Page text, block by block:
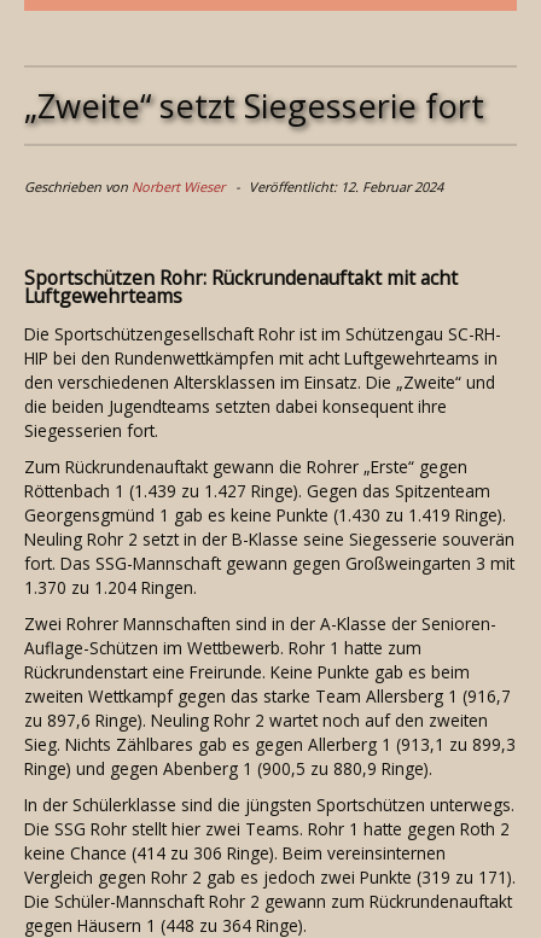
„Zweite“ setzt Siegesserie fort
Geschrieben von Norbert Wieser Veröffentlicht: 12. Februar 2024
Sportschützen Rohr: Rückrundenauftakt mit acht
Luftgewehrteams
Die Sportschützengesellschaft Rohr ist im Schützengau SC-RH-
HIP bei den Rundenwettkämpfen mit acht Luftgewehrteams in
den verschiedenen Altersklassen im Einsatz. Die „Zweite“ und
die beiden Jugendteams setzten dabei konsequent ihre
Siegesserien fort.
Zum Rückrundenauftakt gewann die Rohrer „Erste“ gegen
Röttenbach 1 (1.439 zu 1.427 Ringe). Gegen das Spitzenteam
Georgensgmünd 1 gab es keine Punkte (1.430 zu 1.419 Ringe).
Neuling Rohr 2 setzt in der B-Klasse seine Siegesserie souverän
fort. Das SSG-Mannschaft gewann gegen Großweingarten 3 mit
1.370 zu 1.204 Ringen.
Zwei Rohrer Mannschaften sind in der A-Klasse der Senioren-
Auflage-Schützen im Wettbewerb. Rohr 1 hatte zum
Rückrundenstart eine Freirunde. Keine Punkte gab es beim
zweiten Wettkampf gegen das starke Team Allersberg 1 (916,7
zu 897,6 Ringe). Neuling Rohr 2 wartet noch auf den zweiten
Sieg. Nichts Zählbares gab es gegen Allerberg 1 (913,1 zu 899,3
Ringe) und gegen Abenberg 1 (900,5 zu 880,9 Ringe).
In der Schülerklasse sind die jüngsten Sportschützen unterwegs.
Die SSG Rohr stellt hier zwei Teams. Rohr 1 hatte gegen Roth 2
keine Chance (414 zu 306 Ringe). Beim vereinsinternen
Vergleich gegen Rohr 2 gab es jedoch zwei Punkte (319 zu 171).
Die Schüler-Mannschaft Rohr 2 gewann zum Rückrundenauftakt
gegen Häusern 1 (448 zu 364 Ringe).